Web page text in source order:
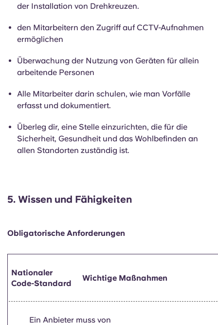
der Installation von Drehkreuzen.
den Mitarbeitern den Zugriff auf CCTV-Aufnahmen
ermöglichen
Überwachung der Nutzung von Geräten für allein
arbeitende Personen
Alle Mitarbeiter darin schulen, wie man Vorfälle
erfasst und dokumentiert.
Überleg dir, eine Stelle einzurichten, die für die
Sicherheit, Gesundheit und das Wohlbefinden an
allen Standorten zuständig ist.
5. Wissen und Fähigkeiten
Obligatorische Anforderungen
Nationaler
Code-Standard
Wichtige Maßnahmen
Ein Anbieter muss von